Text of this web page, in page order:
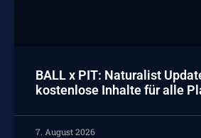
BALL x PIT: Naturalist
kostenlose Inhalte für alle
7. August 2026